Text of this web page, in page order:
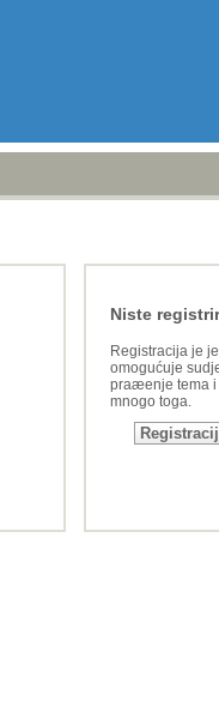
Niste
Registracija je
omogućuje
praæenje tema i
mnogo toga.